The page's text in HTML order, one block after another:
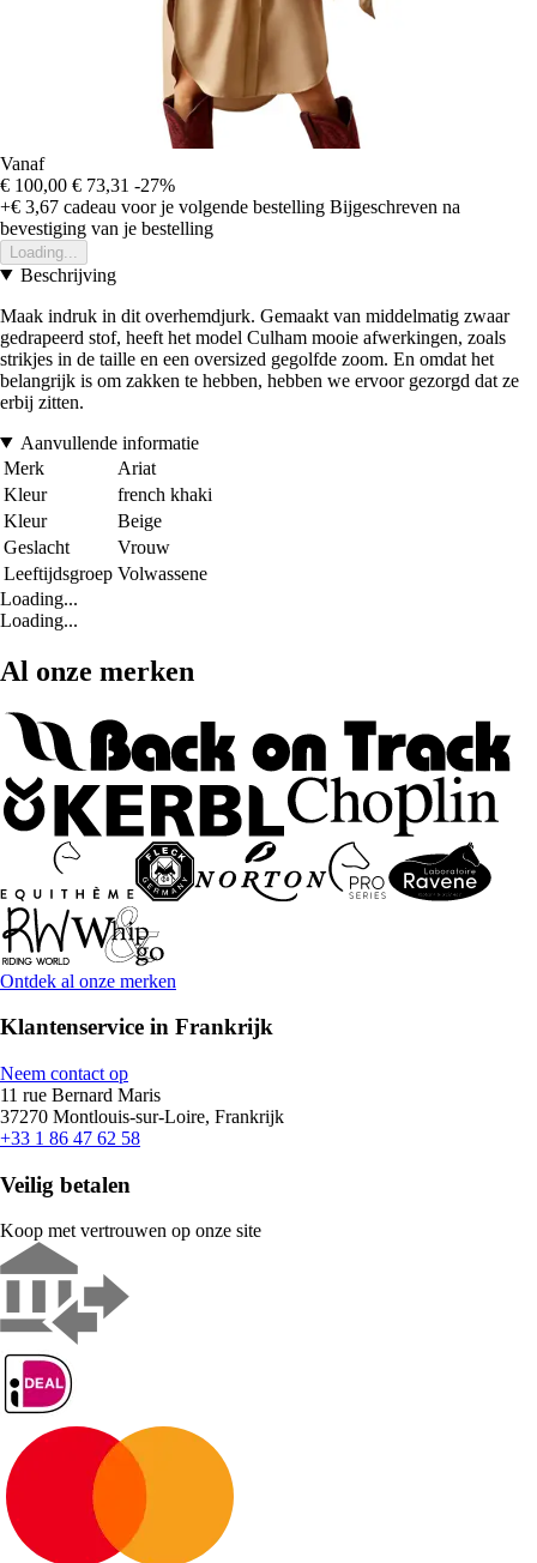
Vanaf
€ 100,00 € 73,31 -27%
+€ 3,67 cadeau voor je volgende bestelling Bijgeschreven na
bevestiging van je bestelling
Loading...
Beschrijving
Maak indruk in dit overhemdjurk. Gemaakt van middelmatig zwaar
gedrapeerd stof, heeft het model Culham mooie afwerkingen, zoals
strikjes in de taille en een oversized gegolfde zoom. En omdat het
belangrijk is om zakken te hebben, hebben we ervoor gezorgd dat ze
erbij zitten.
Aanvullende informatie
Merk
Ariat
Kleur
french khaki
Kleur
Beige
Geslacht
Vrouw
Leeftijdsgroep Volwassene
Loading...
Loading...
Al onze merken
Ontdek al onze merken
Klantenservice in Frankrijk
Neem contact op
11 rue Bernard Maris
37270 Montlouis-sur-Loire, Frankrijk
+33 1 86 47 62 58
Veilig betalen
Koop met vertrouwen op onze site